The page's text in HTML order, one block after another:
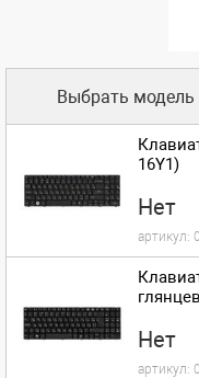
Выбрать модель
16Y1)
Нет
артикул:
Нет
артикул: